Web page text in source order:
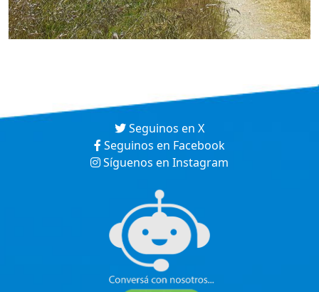
Seguinos en X
Seguinos en Facebook
Síguenos en Instagram